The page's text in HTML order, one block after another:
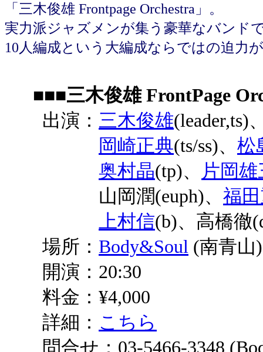
「三木俊雄 Frontpage Orchestra」。
実力派ジャズメンが集う豪華なバンド
10人編成という大編成ならではの迫力
■■■三木俊雄 FrontPage
出演： 三木俊雄(leader,ts)
岡崎正典(ts/ss)、 松
奥村晶(tp)、
片岡雄
山岡潤(euph)、 福
上村信(b)、高橋徹
場所： Body&Soul (南青山)
開演：20:30
料金：¥4,000
詳細： こちら
問合せ：03-5466-3348